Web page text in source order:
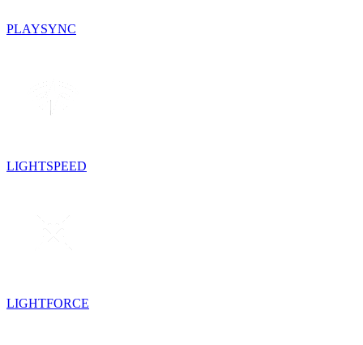
PLAYSYNC
LIGHTSPEED
LIGHTFORCE